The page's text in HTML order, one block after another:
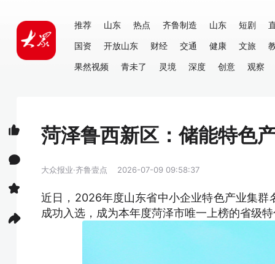
推荐 山东 热点 齐鲁制造 山东 短剧
国资
开放山东 财经 交通 健康 文旅
果然视频
青未了 灵境 深度 创意 观察
菏泽鲁西新区：储能特色
大众报业·齐鲁壹点 2026-07-09 09:58:37
近日，2026年度山东省中小企业特色产业集
成功入选，成为本年度菏泽市唯一上榜的省级